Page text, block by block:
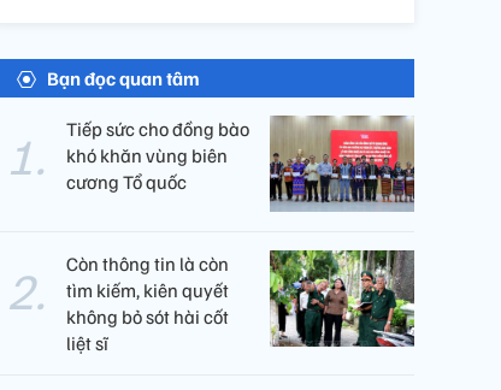
Bạn đọc quan tâm
Tiếp sức cho đồng bào
khó khăn vùng biên
cương Tổ quốc
Còn thông tin là còn
tìm kiếm, kiên quyết
không bỏ sót hài cốt
liệt sĩ